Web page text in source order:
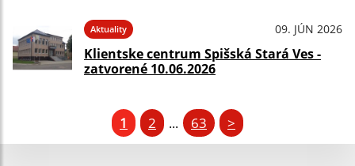
Aktuality 09. JÚN 2026
Klientske centrum Spišská Stará Ves -
zatvorené 10.06.2026
1 2 ... 63 >